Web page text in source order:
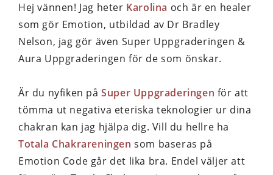
Hej vännen! Jag heter Karolina och är en healer
som gör Emotion, utbildad av Dr Bradley
Nelson, jag gör även Super Uppgraderingen &
Aura Uppgraderingen för de som önskar.
Är du nyfiken påSuper Uppgraderingen för att
tömma ut negativa eteriska teknologier ur dina
chakran kan jag hjälpa dig. Vill du hellre ha
Totala Chakrareningen som baseras på
Emotion Code går det lika bra. Endel väljer att